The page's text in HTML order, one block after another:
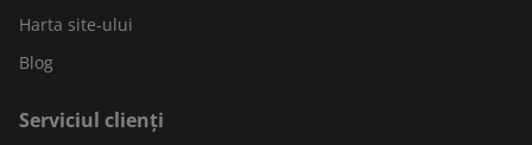
Harta site-ului
Blog
Serviciul clienți